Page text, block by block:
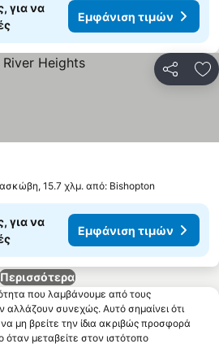
για να
Εμφάνιση τιμών
15.7 χλμ. από: Bishopton
για να
Εμφάνιση τιμών
Περισσότερα
που λαμβάνουμε από τους
αλλάζουν συνεχώς. Αυτό σημαίνει ότι
μη βρείτε την ίδια ακριβώς προσφορά
όταν μεταβείτε στον ιστότοπο